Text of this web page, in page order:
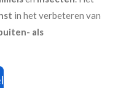
in het verbeteren van
als